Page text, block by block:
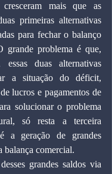
cresceram mais que as
primeiras alternativas
para fechar o balanço
grande problema é que,
duas alternativas
a situação do déficit,
lucros e pagamentos de
solucionar o problema
só resta a terceira
a geração de grandes
balança comercial.
grandes saldos via